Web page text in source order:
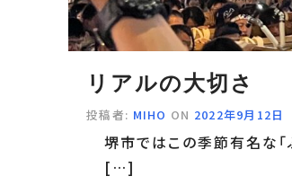
リアルの大切さ
投稿者: MIHO ON 2022年9月12日
堺市ではこの季節有名な
[…]